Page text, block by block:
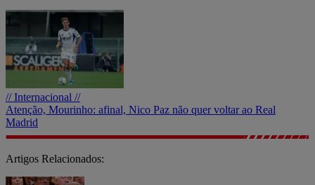
// Internacional //
Atenção, Mourinho: afinal, Nico Paz não quer voltar ao Real
Madrid
Artigos Relacionados: